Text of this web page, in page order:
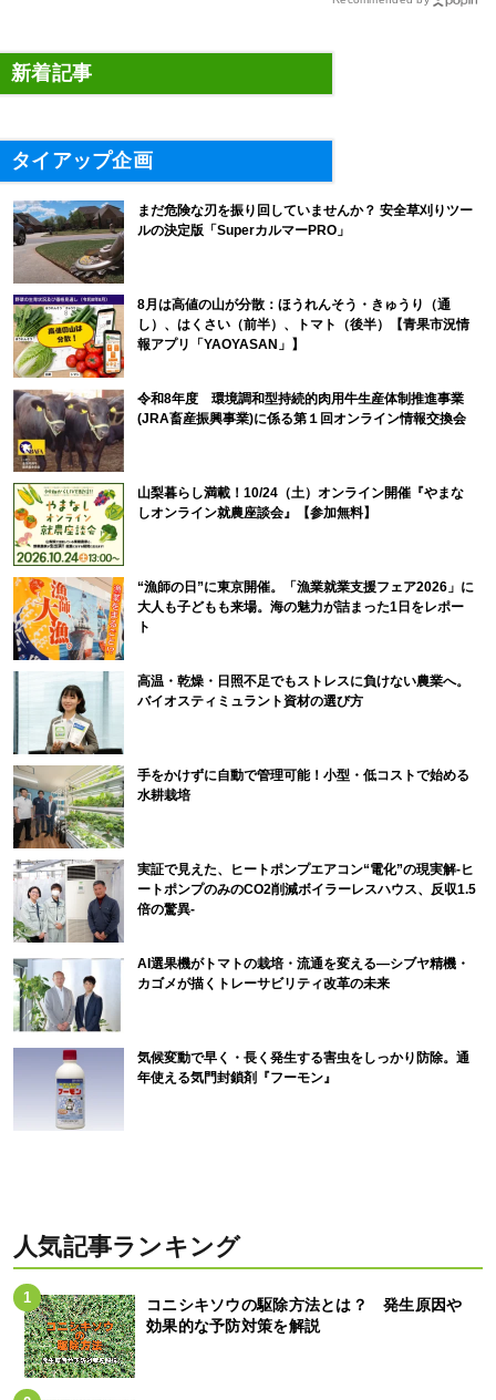
新着記事
タイアップ企画
まだ危険な刃を振り回していませんか？ 安全草刈りツー
ルの決定版「SuperカルマーPRO」
8月は高値の山が分散：ほうれんそう・きゅうり（通
し）、はくさい（前半）、トマト（後半）【青果市況情
報アプリ「YAOYASAN」】
令和8年度 環境調和型持続的肉用牛生産体制推進事業
(JRA畜産振興事業)に係る第１回オンライン情報交換会
山梨暮らし満載！10/24（土）オンライン開催『やまな
しオンライン就農座談会』【参加無料】
“漁師の日”に東京開催。「漁業就業支援フェア2026」に
大人も子どもも来場。海の魅力が詰まった1日をレポー
ト
高温・乾燥・日照不足でもストレスに負けない農業へ。
バイオスティミュラント資材の選び方
手をかけずに自動で管理可能！小型・低コストで始める
水耕栽培
実証で見えた、ヒートポンプエアコン“電化”の現実解-ヒ
ートポンプのみのCO2削減ボイラーレスハウス、反収1.5
倍の驚異-
AI選果機がトマトの栽培・流通を変える―シブヤ精機・
カゴメが描くトレーサビリティ改革の未来
気候変動で早く・長く発生する害虫をしっかり防除。通
年使える気門封鎖剤『フーモン』
人気記事ランキング
コニシキソウの駆除方法とは？ 発生原因や
効果的な予防対策を解説